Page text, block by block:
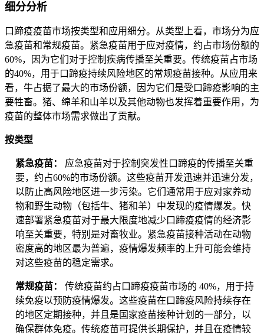
细分分析
口蹄疫疫苗市场按类型和应用细分。从类型上看，市场分为应
急疫苗和常规疫苗。紧急疫苗用于应对疫情，约占市场份额的
60%，因为它们对于控制疾病传播至关重要。传统疫苗占市场
的40%，用于口蹄疫持续风险地区的常规疫苗接种。从应用来
看，牛占据了最大的市场份额，因为它们是受口蹄疫影响的主
要牲畜。猪、绵羊和山羊以及其他动物也发挥着重要作用，为
疫苗的整体市场需求做出了贡献。
按类型
紧急疫苗： 应急疫苗对于控制突发性口蹄疫的传播至关重
要，约占60%的市场份额。这些疫苗开发迅速并迅速分发，
以防止高风险地区进一步污染。它们通常用于应对家养动
物和野生动物（包括牛、猪和羊）中发现的疫情爆发。快
速部署紧急疫苗对于最大限度地减少口蹄疫疫情的经济影
响至关重要，特别是对畜牧业。紧急疫苗接种活动在动物
密度高的地区最为普遍，疫情爆发频率的上升可能会维持
对这些疫苗的稳定需求。
常规疫苗： 传统疫苗约占口蹄疫疫苗市场的 40%，用于持
续免疫以预防疫情爆发。这些疫苗在口蹄疫风险持续存在
的地区定期接种，并且是国家疫苗接种计划的一部分，以
确保群体免疫。传统疫苗可提供长期保护，并且在疫情较